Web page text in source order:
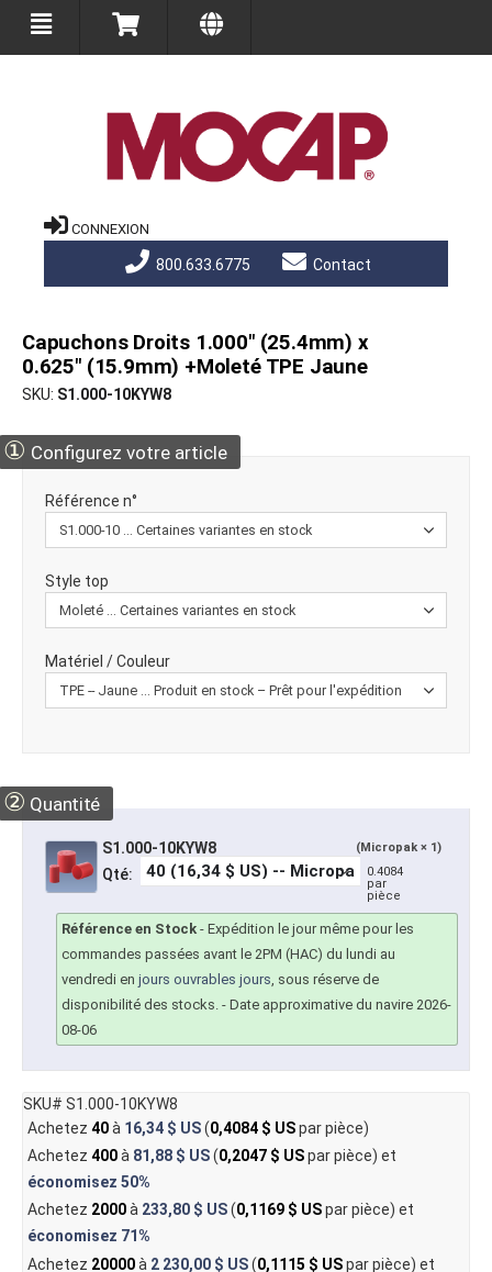
CONNEXION
800.633.6775 Contact
Capuchons Droits 1.000" (25.4mm) x
0.625" (15.9mm) +Moleté TPE Jaune
SKU S1.000-10KYW8
① Configurez votre article
Référence n°
Style top
Matériel / Couleur
② Quantité
S1.000-10KYW8 (Micropak × 1)
Qté:
0.4084
par
pièce
Référence en Stock - Expédition le jour même pour les
commandes passées avant le 2PM (HAC) du lundi au
vendredi en jours ouvrables jours, sous réserve de
disponibilité des stocks. - Date approximative du navire 2026-
08-06
SKU# S1.000-10KYW8
Achetez 40à 16,34 $ US(0,4084 $ USpar pièce)
Achetez 400à 81,88 $ US(0,2047 $ USpar pièce) et
économisez 50%
Achetez 2000à 233,80 $ US(0,1169 $ USpar pièce) et
économisez 71%
Achetez 20000à 2 230,00 $ US(0,1115 $ USpar pièce) et